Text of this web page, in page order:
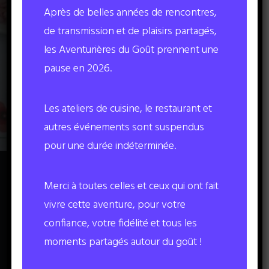
cuisine saine et gourmande.
Les Aventurières sont
des femmes
passionnées
Après de belles années de rencontres,
de transmission et de plaisirs partagés,
les Aventurières du Goût prennent une
pause en 2026.
Les ateliers de cuisine, le restaurant et
autres événements sont suspendus
pour une durée indéterminée.
Merci à toutes celles et ceux qui ont fait
vivre cette aventure, pour votre
confiance, votre fidélité et tous les
moments partagés autour du goût !